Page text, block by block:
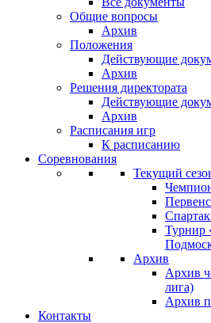
Общие вопросы
Архив
Положения
Действующие
Архив
Решения директората
Действующие
Архив
Расписания игр
К расписанию
Соревнования
Текущий
Турнир
Архив
Архив
лига)
Архив
Контакты